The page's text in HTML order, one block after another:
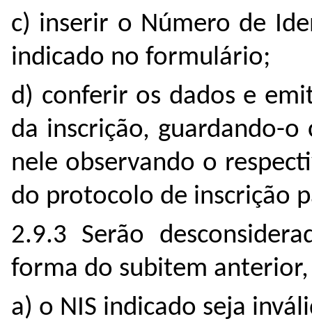
c) inserir o Número de
indicado no formulário;
d) conferir os dados e
da inscrição, guardando-
nele observando o
do protocolo de inscrição
2.9.3 Serão
forma do subitem
a) o NIS indicado seja